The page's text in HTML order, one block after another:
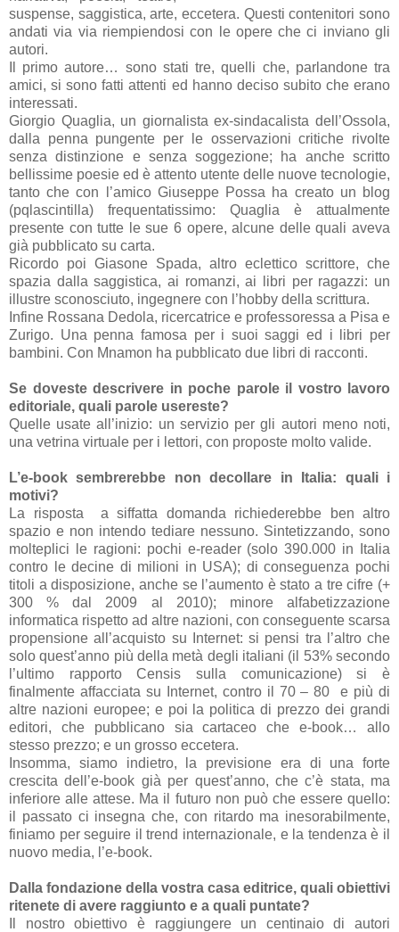
suspense, saggistica, arte, eccetera. Questi contenitori sono
andati via via riempiendosi con le opere che ci inviano gli
autori.
Il primo autore… sono stati tre, quelli che, parlandone tra
amici, si sono fatti attenti ed hanno deciso subito che erano
interessati.
Giorgio Quaglia, un giornalista ex-sindacalista dell’Ossola,
dalla penna pungente per le osservazioni critiche rivolte
senza distinzione e senza soggezione; ha anche scritto
bellissime poesie ed è attento utente delle nuove tecnologie,
tanto che con l’amico Giuseppe Possa ha creato un blog
(pqlascintilla) frequentatissimo: Quaglia è attualmente
presente con tutte le sue 6 opere, alcune delle quali aveva
già pubblicato su carta.
Ricordo poi Giasone Spada, altro eclettico scrittore, che
spazia dalla saggistica, ai romanzi, ai libri per ragazzi: un
illustre sconosciuto, ingegnere con l’hobby della scrittura.
Infine Rossana Dedola, ricercatrice e professoressa a Pisa e
Zurigo. Una penna famosa per i suoi saggi ed i libri per
bambini. Con Mnamon ha pubblicato due libri di racconti.
Se doveste descrivere in poche parole il vostro lavoro
editoriale, quali parole usereste?
Quelle usate all’inizio: un servizio per gli autori meno noti,
una vetrina virtuale per i lettori, con proposte molto valide.
L’e-book sembrerebbe non decollare in Italia: quali i
motivi?
La risposta a siffatta domanda richiederebbe ben altro
spazio e non intendo tediare nessuno. Sintetizzando, sono
molteplici le ragioni: pochi e-reader (solo 390.000 in Italia
contro le decine di milioni in USA); di conseguenza pochi
titoli a disposizione, anche se l’aumento è stato a tre cifre (+
300 % dal 2009 al 2010); minore alfabetizzazione
informatica rispetto ad altre nazioni, con conseguente scarsa
propensione all’acquisto su Internet: si pensi tra l’altro che
solo quest’anno più della metà degli italiani (il 53% secondo
l’ultimo rapporto Censis sulla comunicazione) si è
finalmente affacciata su Internet, contro il 70 – 80 e più di
altre nazioni europee; e poi la politica di prezzo dei grandi
editori, che pubblicano sia cartaceo che e-book… allo
stesso prezzo; e un grosso eccetera.
Insomma, siamo indietro, la previsione era di una forte
crescita dell’e-book già per quest’anno, che c’è stata, ma
inferiore alle attese. Ma il futuro non può che essere quello:
il passato ci insegna che, con ritardo ma inesorabilmente,
finiamo per seguire il trend internazionale, e la tendenza è il
nuovo media, l’e-book.
Dalla fondazione della vostra casa editrice, quali obiettivi
ritenete di avere raggiunto e a quali puntate?
Il nostro obiettivo è raggiungere un centinaio di autori